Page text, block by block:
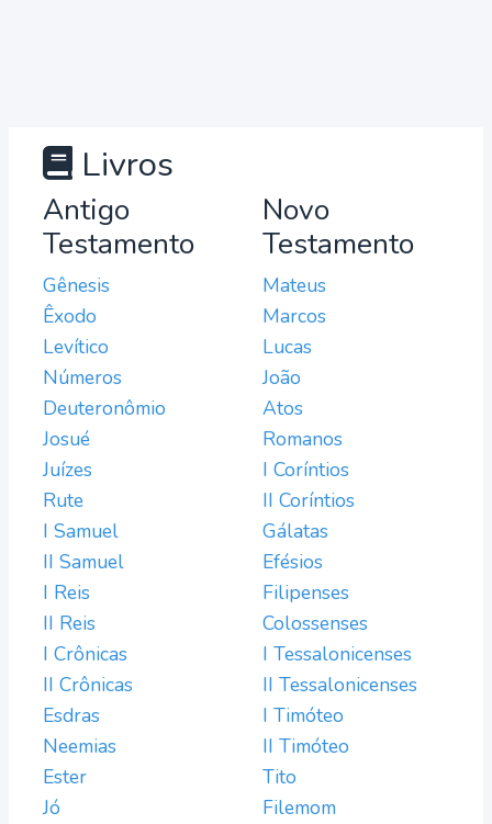
Livros
Antigo
Testamento
Gênesis
Êxodo
Levítico
Números
Deuteronômio
Josué
Juízes
Rute
I Samuel
II Samuel
I Reis
II Reis
I Crônicas
II Crônicas
Esdras
Neemias
Ester
Jó
Novo
Testamento
Mateus
Marcos
Lucas
João
Atos
Romanos
I Coríntios
II Coríntios
Gálatas
Efésios
Filipenses
Colossenses
I Tessalonicenses
II Tessalonicenses
I Timóteo
II Timóteo
Tito
Filemom